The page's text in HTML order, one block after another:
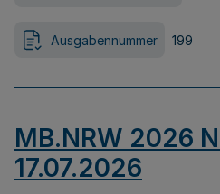
Ausgabennummer 199
MB.NRW 2026
17.07.2026